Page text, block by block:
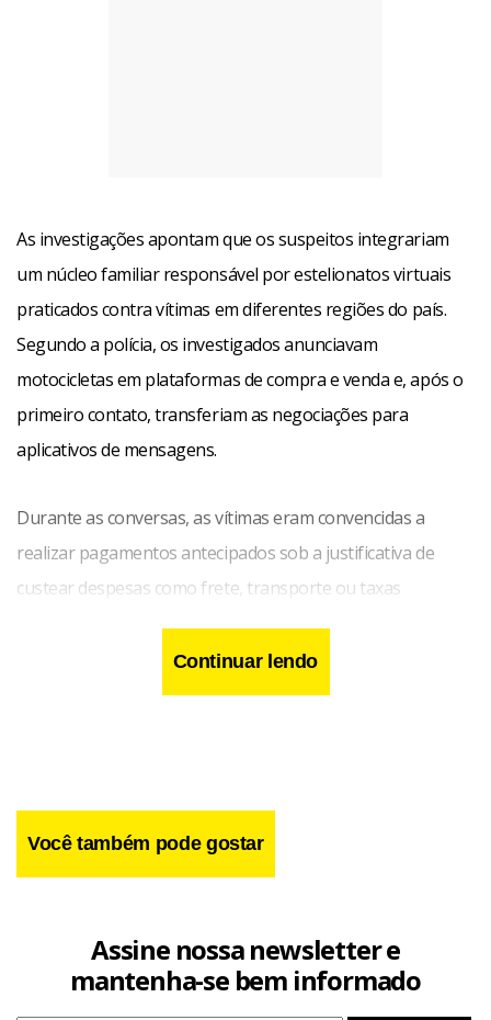
As investigações apontam que os suspeitos integrariam
um núcleo familiar responsável por estelionatos virtuais
praticados contra vítimas em diferentes regiões do país.
Segundo a polícia, os investigados anunciavam
motocicletas em plataformas de compra e venda e, após o
primeiro contato, transferiam as negociações para
aplicativos de mensagens.
Durante as conversas, as vítimas eram convencidas a
realizar pagamentos antecipados sob a justificativa de
custear despesas como frete, transporte ou taxas
relacionadas à suposta entrega dos veículos. Após receber
os valores, os suspeitos deixavam de cumprir o prometido
e interrompiam o contato.
Continuar lendo
Você também pode gostar
Assine nossa newsletter e
mantenha-se bem informado